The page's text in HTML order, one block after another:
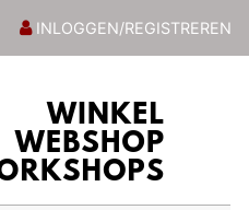
INLOGGEN/REGISTREREN